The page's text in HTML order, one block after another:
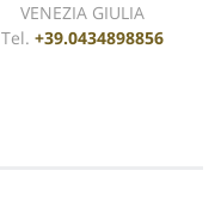
VENEZIA GIULIA
Tel. +39.0434898856